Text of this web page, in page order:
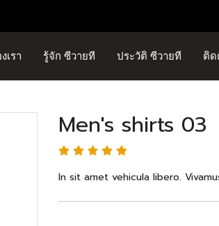
เรา รู้จัก ซีวายที ประวัติ ซีวายที ติด
Men's shirts 03
In sit amet vehicula libero.